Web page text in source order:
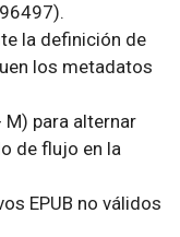
la definición de
los metadatos
para alternar
de flujo en la
EPUB no válidos